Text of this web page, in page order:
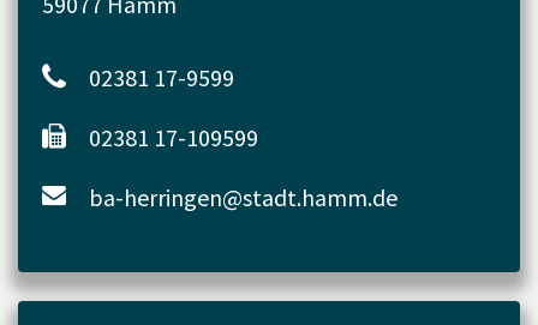
02381 17-9599
02381 17-109599
ba-herringen@stadt.hamm.de